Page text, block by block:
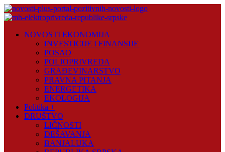
Skip
to
Plus
NOVOSTI EKONOMIJA
INVESTICIJE I FINANSIJE
POSAO
POLJOPRIVREDA
GRAĐEVINARSTVO
PRAVNA PITANJA
ENERGETIKA
EKOLOGIJA
Politika +
DRUŠTVO
LIČNOSTI
DEŠAVANJA
BANJALUKA